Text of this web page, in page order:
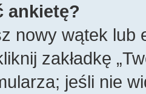
ankietę?
nowy wątek lub
zakładkę
jeśli nie